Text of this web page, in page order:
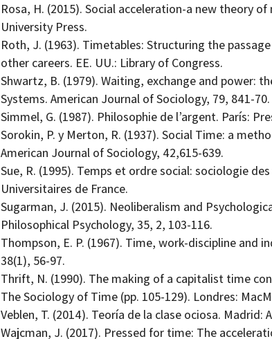
Rosa, H. (2015). Social acceleration-a new theory
University Press.
Roth, J. (1963). Timetables: Structuring the
other careers. EE. UU.: Library of Congress.
Shwartz, B. (1979). Waiting, exchange and power:
Systems. American Journal of Sociology, 79, 841-70.
Simmel, G. (1987). Philosophie de l’argent. París:
Sorokin, P. y Merton, R. (1937). Social Time: a
American Journal of Sociology, 42,615-639.
Sue, R. (1995). Temps et ordre social: sociologie
Universitaires de France.
Sugarman, J. (2015). Neoliberalism and
Philosophical Psychology, 35, 2, 103-116.
Thompson, E. P. (1967). Time, work-discipline and
38(1), 56-97.
Thrift, N. (1990). The making of a capitalist time
The Sociology of Time (pp. 105-129). Londres:
Veblen, T. (2014). Teoría de la clase ociosa. Madrid:
Wajcman, J. (2017). Pressed for time: The